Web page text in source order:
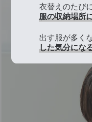
衣替えのたび
服の収納場所
出す服が多く
した気分にな